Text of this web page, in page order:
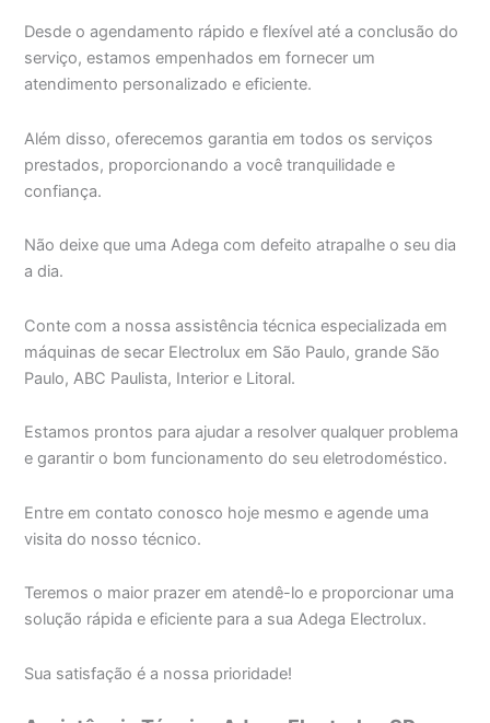
Desde o agendamento rápido e flexível até a conclusão do
serviço, estamos empenhados em fornecer um
atendimento personalizado e eficiente.
Além disso, oferecemos garantia em todos os serviços
prestados, proporcionando a você tranquilidade e
confiança.
Não deixe que uma Adega com defeito atrapalhe o seu dia
a dia.
Conte com a nossa assistência técnica especializada em
máquinas de secar Electrolux em São Paulo, grande São
Paulo, ABC Paulista, Interior e Litoral.
Estamos prontos para ajudar a resolver qualquer problema
e garantir o bom funcionamento do seu eletrodoméstico.
Entre em contato conosco hoje mesmo e agende uma
visita do nosso técnico.
Teremos o maior prazer em atendê-lo e proporcionar uma
solução rápida e eficiente para a sua Adega Electrolux.
Sua satisfação é a nossa prioridade!